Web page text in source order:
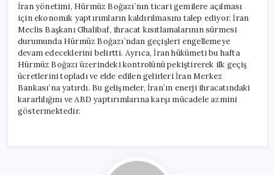
İran yönetimi, Hürmüz Boğazı’nın ticari gemilere açılması
için ekonomik yaptırımların kaldırılmasını talep ediyor. İran
Meclis Başkanı Ghalibaf, ihracat kısıtlamalarının sürmesi
durumunda Hürmüz Boğazı’ndan geçişleri engellemeye
devam edeceklerini belirtti. Ayrıca, İran hükümeti bu hafta
Hürmüz Boğazı üzerindeki kontrolünü pekiştirerek ilk geçiş
ücretlerini topladı ve elde edilen gelirleri İran Merkez
Bankası’na yatırdı. Bu gelişmeler, İran’ın enerji ihracatındaki
kararlılığını ve ABD yaptırımlarına karşı mücadele azmini
göstermektedir.